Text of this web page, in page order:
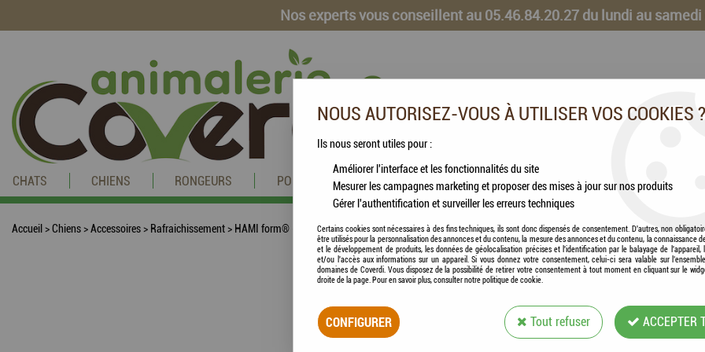
Nos experts vous conseillent au 05.46.84.20.27 du lundi au samedi
CHATS CHIENS RONGEURS POISSONS CHEVAUX VOLAILLES ANIMAUX DE LA FERME
Accueil >Chiens>Accessoires> Rafraichissement> HAMI form® - Filtre au Charbon Actif + 12 Recharges
HAMI FORM® -
RECHARGES
NOUS AUTORISEZ-VOUS À UTILISER VOS COOKIES ?
Ils nous seront utiles pour :
Améliorer l'interface et les fonctionnalités du site
Mesurer les campagnes marketing et proposer des mises à jour sur nos produits
Gérer l'authentification et surveiller les erreurs techniques
Certains cookies sont nécessaires à des fins techniques, ils sont donc dispensés de consentement. D'autres, non
être utilisés pour la personnalisation des annonces et du contenu, la mesure des annonces et du contenu, la connaissance
et le développement de produits, les données de géolocalisation précises et l'identification par le balayage de l'appareil,
et/ou l'accès aux informations sur un appareil. Si vous donnez votre consentement, celui-ci sera valable sur
domaines de Coverdi. Vous disposez de la possibilité de retirer votre consentement à tout moment en cliquant sur le
droite de la page. Pour en savoir plus, consulter notre politique de cookie.
CONFIGURER Tout refuser ACCEPTER